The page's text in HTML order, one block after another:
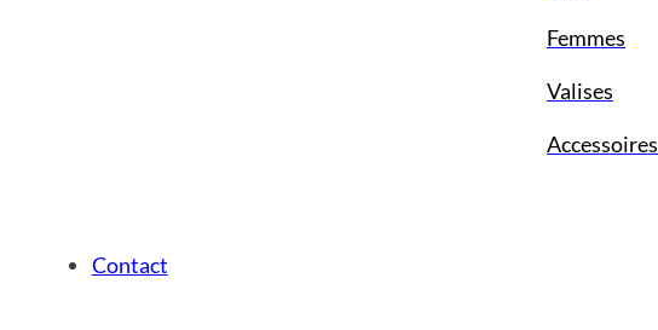
Femmes
Valises
Accessoires
Contact